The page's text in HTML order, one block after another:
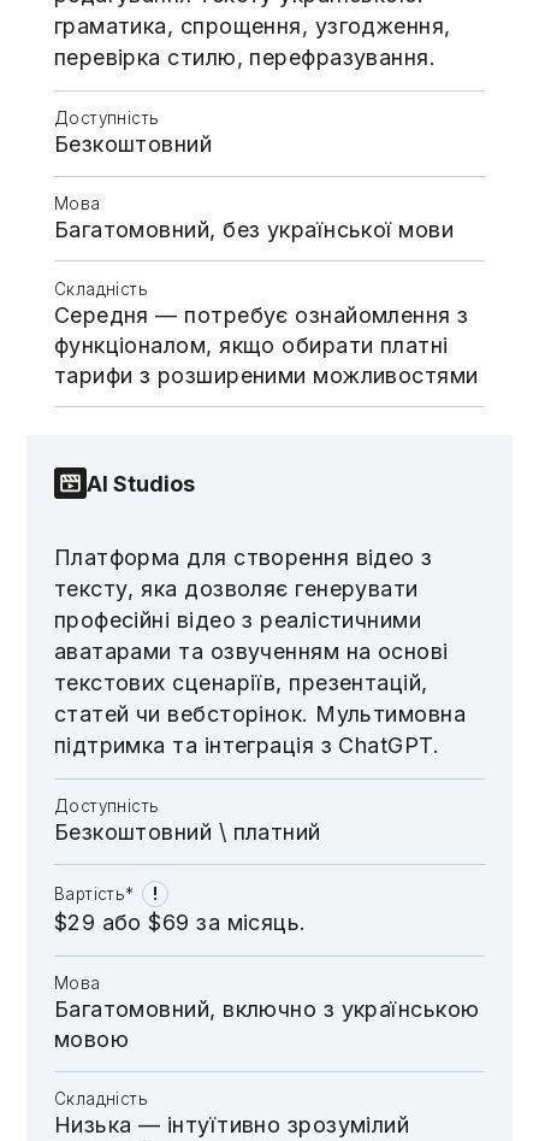
граматика, спрощення, узгодження,
перевірка стилю, перефразування.
Доступність
Безкоштовний
Мова
Багатомовний, без української мови
Складність
Середня — потребує ознайомлення з
функціоналом, якщо обирати платні
тарифи з розширеними можливостями
AI Studios
Платформа для створення відео з
тексту, яка дозволяє генерувати
професійні відео з реалістичними
аватарами та озвученням на основі
текстових сценаріїв, презентацій,
статей чи вебсторінок. Мультимовна
підтримка та інтеграція з ChatGPT.
Доступність
Безкоштовний \​​​​ платний
Вартість* !
$29 або $69 за місяць.
Мова
Багатомовний, включно з українською
мовою
Складність
Низька — інтуїтивно зрозумілий